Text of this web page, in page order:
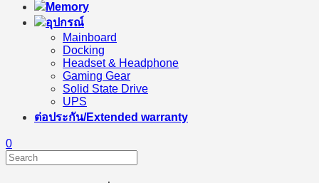
Memory
อุปกรณ์
Mainboard
Docking
Headset & Headphone
Gaming Gear
Solid State Drive
UPS
ต่อประกัน/Extended warranty
0